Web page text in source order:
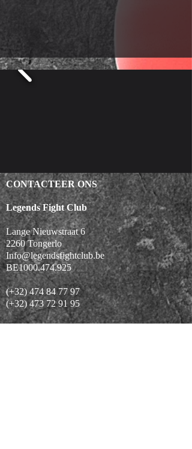
CONTACTEER ONS
Legends Fight Club
Lange Nieuwstraat 6
2260 Tongerlo
Info@legendsfightclub.be
BE1000.474.925
(+32)474 84 77 97
(+32)473 72 91 95